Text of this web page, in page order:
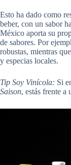
Esto ha dado como
beber, con un sabor
México aporta su
de sabores. Por
robustas, mientras
y especias locales.
Tip Soy Vinícola: Si
Saison, estás frente a